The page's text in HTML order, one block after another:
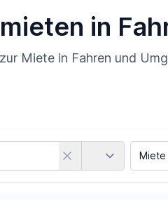
in
Miete in Fahren und